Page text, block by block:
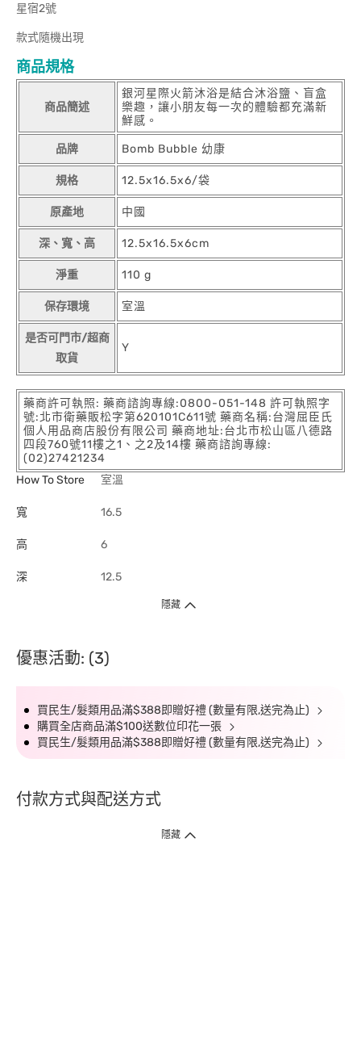
星宿2號
款式隨機出現
商品規格
商品簡述
銀河星際火箭沐浴是結合沐浴鹽、盲盒
樂趣，讓小朋友每一次的體驗都充滿新
鮮感。
品牌 Bomb Bubble 幼康
規格 12.5x16.5x6/袋
原產地 中國
深、寬、高 12.5x16.5x6cm
淨重 110 g
保存環境 室溫
是否可門市/超商
取貨
Y
藥商許可執照: 藥商諮詢專線:0800-051-148 許可執照字
號:北市衛藥販松字第620101C611號 藥商名稱:台灣屈臣氏
個人用品商店股份有限公司 藥商地址:台北市松山區八德路
四段760號11樓之1、之2及14樓 藥商諮詢專線:
(02)27421234
How To Store
室溫
寬 16.5
高 6
深 12.5
隱藏
優惠活動: (3)
買民生/髮類用品滿$388即贈好禮 (數量有限,送完為止)
購買全店商品滿$100送數位印花一張
買民生/髮類用品滿$388即贈好禮 (數量有限,送完為止)
付款方式與配送方式
隱藏